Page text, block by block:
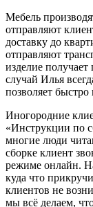
Мебель
отправляют
доставку до
отправляют
изделие
случай Илья
позволяет
Иногородние
«Инструкции по
многие люди
сборке клиент
режиме онлайн.
куда что
клиентов не
мы всё делаем,